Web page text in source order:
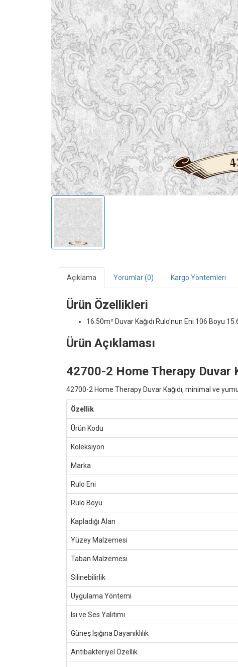
Açıklama Yorumlar (0) Kargo Yöntemleri
Ürün Özellikleri
16.50m² Duvar Kağıdı Rulo'nun Eni 106 Boyu
Ürün Açıklaması
42700-2 Home Therapy Duvar
42700-2 Home Therapy Duvar Kağıdı, minimal ve
Özellik
Ürün Kodu
Koleksiyon
Marka
Rulo Eni
Rulo Boyu
Kapladığı Alan
Yüzey Malzemesi
Taban Malzemesi
Silinebilirlik
Uygulama Yöntemi
Isı ve Ses Yalıtımı
Güneş Işığına Dayanıklılık
Antibakteriyel Özellik